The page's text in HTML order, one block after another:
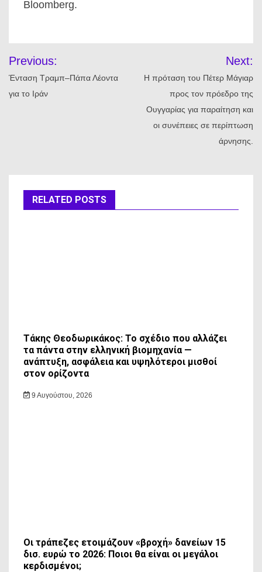
Bloomberg.
άρθρων
Previous:
Ένταση Τραμπ–Πάπα Λέοντα
για το Ιράν
Next:
Η πρόταση του Πέτερ Μάγιαρ
προς τον πρόεδρο της
Ουγγαρίας για παραίτηση και
οι συνέπειες σε περίπτωση
άρνησης.
RELATED POSTS
Τάκης Θεοδωρικάκος: Το σχέδιο που αλλάζει
τα πάντα στην ελληνική βιομηχανία —
ανάπτυξη, ασφάλεια και υψηλότεροι μισθοί
στον ορίζοντα
9 Αυγούστου, 2026
Οι τράπεζες ετοιμάζουν «βροχή» δανείων 15
δισ. ευρώ το 2026: Ποιοι θα είναι οι μεγάλοι
κερδισμένοι;